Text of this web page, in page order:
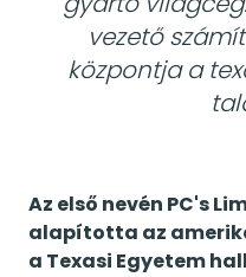
vezető
központja a
Az első nevén PC's
alapította az
a Texasi Egyetem